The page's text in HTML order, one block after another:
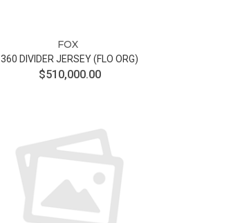
FOX
360 DIVIDER JERSEY (FLO ORG)
$510,000.00